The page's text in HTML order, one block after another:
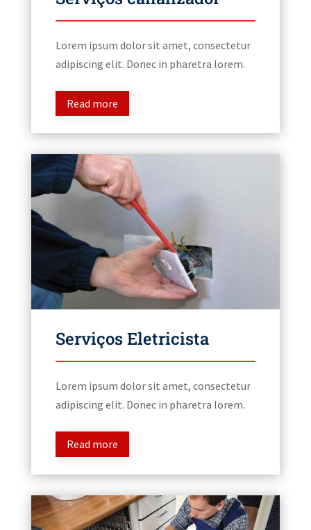
Lorem ipsum dolor sit amet, consectetur
adipiscing elit. Donec in pharetra lorem.
Read more
Serviços Eletricista
Lorem ipsum dolor sit amet, consectetur
adipiscing elit. Donec in pharetra lorem.
Read more